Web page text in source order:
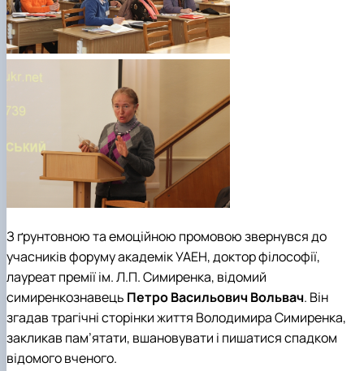
З ґрунтовною та емоційною промовою звернувся до
учасників форуму академік УАЕН, доктор філософії,
лауреат премії ім. Л.П. Симиренка, відомий
симиренкознавець Петро Васильович Вольвач. Він
згадав трагічні сторінки життя Володимира Симиренка,
закликав пам’ятати, вшановувати і пишатися спадком
відомого вченого.